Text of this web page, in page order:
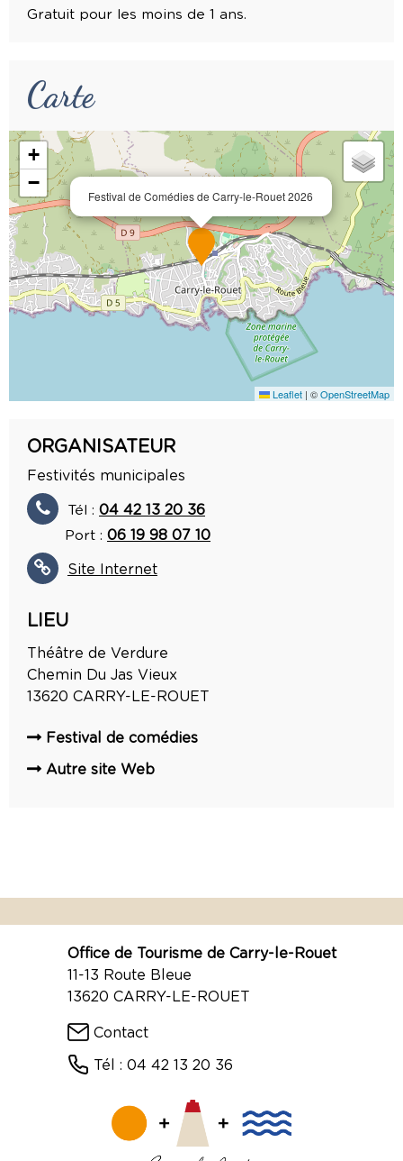
Gratuit pour les moins de 1 ans.
Carte
Festival de Comédies de Carry-le-Rouet 2026
+
−
Leaflet | ©OpenStreetMap
ORGANISATEUR
Festivités municipales
Tél : 04 42 13 20 36
Port : 06 19 98 07 10
Site Internet
LIEU
Théâtre de Verdure
Chemin Du Jas Vieux
13620 CARRY-LE-ROUET
Festival de comédies
Autre site Web
Office de Tourisme de Carry-le-Rouet
11-13 Route Bleue
13620 CARRY-LE-ROUET
Contact
Tél : 04 42 13 20 36